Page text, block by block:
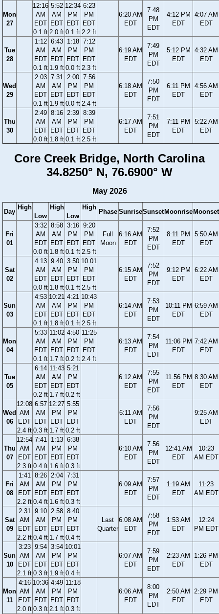
Mon
27
12:16
AM
EDT
0.1 ft
5:52
AM
EDT
2.0 ft
12:34
PM
EDT
0.1 ft
6:23
PM
EDT
2.2 ft
6:20 AM
EDT
7:48
PM
EDT
4:12 PM
EDT
4:07 AM
EDT
Tue
28
1:12
AM
EDT
0.1 ft
6:43
AM
EDT
1.9 ft
1:18
PM
EDT
0.0 ft
7:12
PM
EDT
2.3 ft
6:19 AM
EDT
7:49
PM
EDT
5:12 PM
EDT
4:32 AM
EDT
Wed
29
2:03
AM
EDT
0.1 ft
7:31
AM
EDT
1.9 ft
2:00
PM
EDT
0.0 ft
7:56
PM
EDT
2.4 ft
6:18 AM
EDT
7:50
PM
EDT
6:11 PM
EDT
4:56 AM
EDT
Thu
30
2:49
AM
EDT
0.0 ft
8:16
AM
EDT
1.8 ft
2:39
PM
EDT
0.1 ft
8:39
PM
EDT
2.5 ft
6:17 AM
EDT
7:51
PM
EDT
7:11 PM
EDT
5:22 AM
EDT
Core Creek Bridge, North Carolina
34.8250° N, 76.6900° W
May 2026
Day
High
Low
High
Low
High
Phase SunriseSunset Moonrise Moonset
Fri
01
3:32
AM
EDT
0.0 ft
8:58
AM
EDT
1.8 ft
3:16
PM
EDT
0.1 ft
9:20
PM
EDT
2.5 ft
Full
Moon
6:16 AM
EDT
7:52
PM
EDT
8:11 PM
EDT
5:50 AM
EDT
Sat
02
4:13
AM
EDT
0.0 ft
9:40
AM
EDT
1.8 ft
3:50
PM
EDT
0.1 ft
10:01
PM
EDT
2.5 ft
6:15 AM
EDT
7:52
PM
EDT
9:12 PM
EDT
6:22 AM
EDT
Sun
03
4:53
AM
EDT
0.1 ft
10:21
AM
EDT
1.8 ft
4:21
PM
EDT
0.1 ft
10:43
PM
EDT
2.5 ft
6:14 AM
EDT
7:53
PM
EDT
10:11 PM
EDT
6:59 AM
EDT
Mon
04
5:33
AM
EDT
0.1 ft
11:02
AM
EDT
1.7 ft
4:50
PM
EDT
0.2 ft
11:25
PM
EDT
2.4 ft
6:13 AM
EDT
7:54
PM
EDT
11:06 PM
EDT
7:42 AM
EDT
Tue
05
6:14
AM
EDT
0.2 ft
11:43
AM
EDT
1.7 ft
5:21
PM
EDT
0.2 ft
6:12 AM
EDT
7:55
PM
EDT
11:56 PM
EDT
8:30 AM
EDT
Wed
06
12:08
AM
EDT
2.4 ft
6:57
AM
EDT
0.3 ft
12:27
PM
EDT
1.7 ft
5:55
PM
EDT
0.2 ft
6:11 AM
EDT
7:56
PM
EDT
9:25 AM
EDT
Thu
07
12:54
AM
EDT
2.3 ft
7:41
AM
EDT
0.4 ft
1:13
PM
EDT
1.6 ft
6:38
PM
EDT
0.3 ft
6:10 AM
EDT
7:56
PM
EDT
12:41 AM
EDT
10:23
AM EDT
Fri
08
1:41
AM
EDT
2.2 ft
8:26
AM
EDT
0.4 ft
2:04
PM
EDT
1.6 ft
7:31
PM
EDT
0.3 ft
6:09 AM
EDT
7:57
PM
EDT
1:19 AM
EDT
11:23
AM EDT
Sat
09
2:31
AM
EDT
2.2 ft
9:10
AM
EDT
0.4 ft
2:58
PM
EDT
1.7 ft
8:40
PM
EDT
0.4 ft
Last
Quarter
6:08 AM
EDT
7:58
PM
EDT
1:53 AM
EDT
12:24
PM EDT
Sun
10
3:23
AM
EDT
2.1 ft
9:54
AM
EDT
0.3 ft
3:54
PM
EDT
1.9 ft
10:01
PM
EDT
0.4 ft
6:07 AM
EDT
7:59
PM
EDT
2:23 AM
EDT
1:26 PM
EDT
Mon
11
4:16
AM
EDT
2.0 ft
10:36
AM
EDT
0.3 ft
4:49
PM
EDT
2.1 ft
11:18
PM
EDT
0.3 ft
6:06 AM
EDT
8:00
PM
EDT
2:50 AM
EDT
2:29 PM
EDT